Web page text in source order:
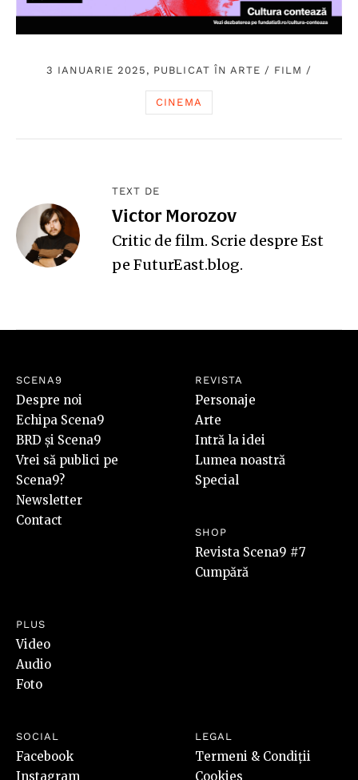
3 IANUARIE 2025, PUBLICAT ÎN ARTE / FILM /
CINEMA
TEXT DE
Victor Morozov
Critic de film. Scrie despre Est
pe FuturEast.blog.
SCENA9
Despre noi
Echipa Scena9
BRD și Scena9
Vrei să publici pe
Scena9?
Newsletter
Contact
REVISTA
Personaje
Arte
Intră la idei
Lumea noastră
Special
SHOP
Revista Scena9 #7
Cumpără
PLUS
Video
Audio
Foto
SOCIAL
Facebook
Instagram
LEGAL
Termeni & Condiții
Cookies